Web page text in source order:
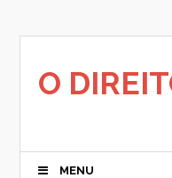
O
MENU